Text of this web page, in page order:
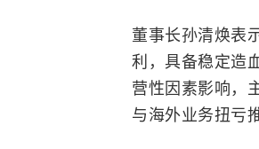
董事长孙清焕表
利，具备稳定造
营性因素影响，
与海外业务扭亏